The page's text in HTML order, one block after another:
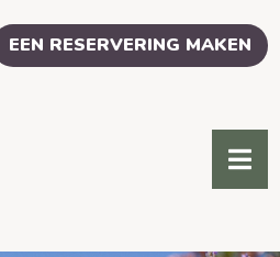
EEN RESERVERING MAKEN